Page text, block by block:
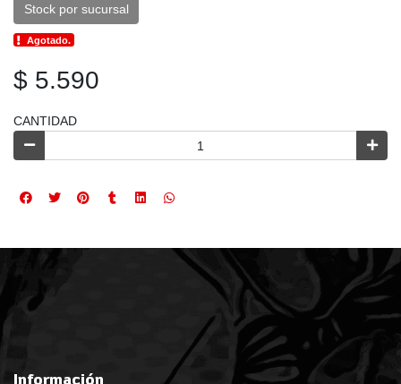
Stock por sucursal
Agotado.
$ 5.590
CANTIDAD
Información